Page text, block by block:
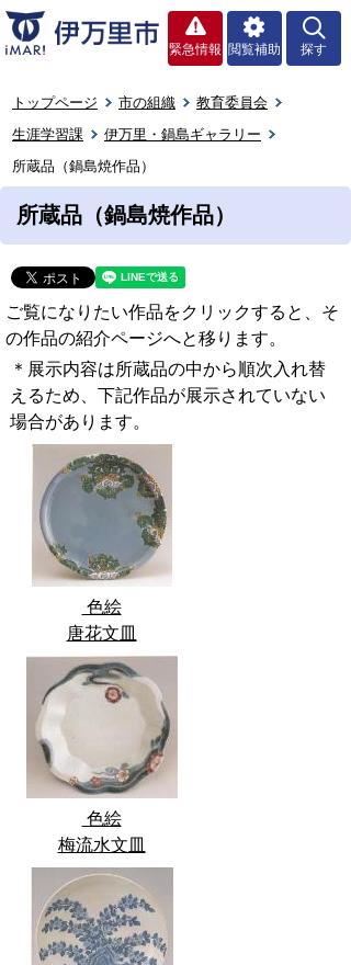
緊急情報 閲覧補助 探す
トップページ 市の組織
教育委員会
生涯学習課
伊万里・鍋島ギャラリー
所蔵品（鍋島焼作品）
所蔵品（鍋島焼作品）
ご覧になりたい作品をクリックすると、そ
の作品の紹介ページへと移ります。
＊展示内容は所蔵品の中から順次入れ替
えるため、下記作品が展示されていない
場合があります。
色絵
唐花文皿
色絵
梅流水文皿